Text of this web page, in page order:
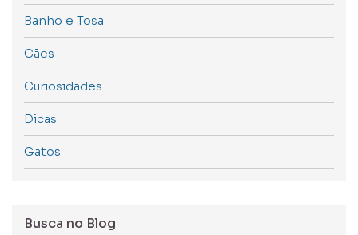
Banho e Tosa
Cães
Curiosidades
Dicas
Gatos
Busca no Blog